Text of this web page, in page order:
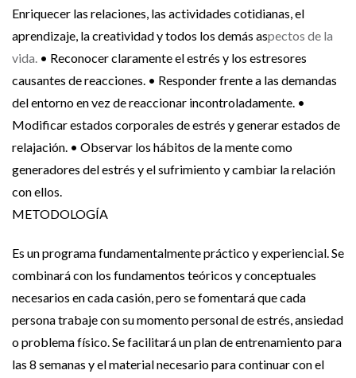
Enriquecer las relaciones, las actividades cotidianas, el
aprendizaje, la creatividad y todos los demás aspectos de la
vida. • Reconocer claramente el estrés y los estresores
causantes de reacciones. • Responder frente a las demandas
del entorno en vez de reaccionar incontroladamente. •
Modificar estados corporales de estrés y generar estados de
relajación. • Observar los hábitos de la mente como
generadores del estrés y el sufrimiento y cambiar la relación
con ellos.
METODOLOGÍA
Es un programa fundamentalmente práctico y experiencial. Se
combinará con los fundamentos teóricos y conceptuales
necesarios en cada casión, pero se fomentará que cada
persona trabaje con su momento personal de estrés, ansiedad
o problema físico. Se facilitará un plan de entrenamiento para
las 8 semanas y el material necesario para continuar con el